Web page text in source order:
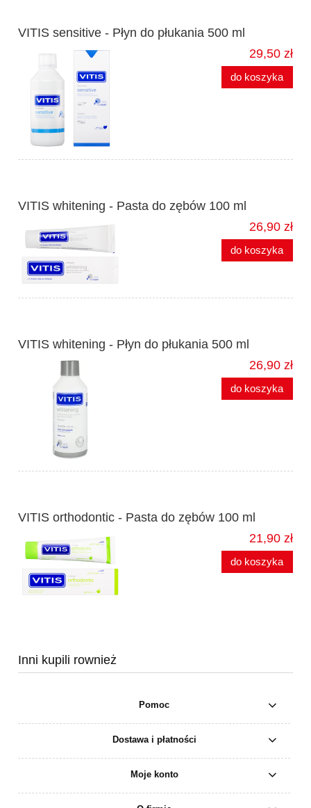
VITIS sensitive - Płyn do płukania 500 ml
29,50 zł
do koszyka
VITIS whitening - Pasta do zębów 100 ml
26,90 zł
do koszyka
VITIS whitening - Płyn do płukania 500 ml
26,90 zł
do koszyka
VITIS orthodontic - Pasta do zębów 100 ml
21,90 zł
do koszyka
Inni kupili rownież
Pomoc
Dostawa i płatności
Moje konto